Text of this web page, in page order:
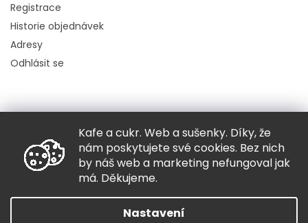
Kafe a cukr. Web a sušenky. Díky, že
nám poskytujete své cookies. Bez nich
by náš web a marketing nefungoval jak
má. Děkujeme.
Nastavení
Registrace
Historie objednávek
Adresy
Odhlásit se
Copyright 2026Hugo chodí bos. Všechna práva vyhrazena.
Grafický návrh vytvořil a nakódovalShoptak.cz